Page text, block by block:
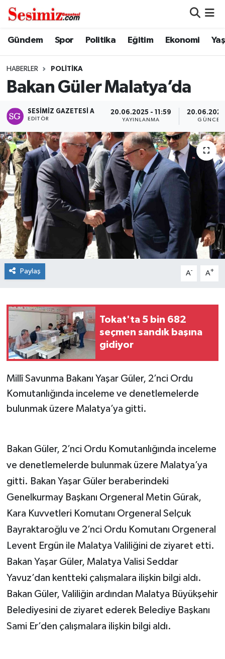
Gündem Spor Politika Eğitim Ekonomi
HABERLER POLITIKA
Bakan Güler Malatya’da
SESIMIZ GAZETESI A
EDITÖR
20.06.2025 - 11:59
YAYINLANMA
Paylaş A- A+
Tokat'ta 5 bin 682
seçmen sandık başına
gidiyor
Millî Savunma Bakanı Yaşar Güler, 2’nci Ordu
Komutanlığında inceleme ve denetlemelerde
bulunmak üzere Malatya’ya gitti.
Bakan Güler, 2’nci Ordu Komutanlığında inceleme
ve denetlemelerde bulunmak üzere Malatya’ya
gitti. Bakan Yaşar Güler beraberindeki
Genelkurmay Başkanı Orgeneral Metin Gürak,
Kara Kuvvetleri Komutanı Orgeneral Selçuk
Bayraktaroğlu ve 2’nci Ordu Komutanı Orgeneral
Levent Ergün ile Malatya Valiliğini de ziyaret etti.
Bakan Yaşar Güler, Malatya Valisi Seddar
Yavuz’dan kentteki çalışmalara ilişkin bilgi aldı.
Bakan Güler, Valiliğin ardından Malatya Büyükşehir
Belediyesini de ziyaret ederek Belediye Başkanı
Sami Er’den çalışmalara ilişkin bilgi aldı.
Dünya
Ekonomi
Genel
Gündem
Magazin
Politika
Sağlık
Spor
Teknoloji
Yaşam
Nöbetçi Eczaneler
Hava Durumu
Namaz Vakitleri
Trafik Durumu
Süper Lig Puan Durumu ve Fikstür
Tüm Manşetler
Son Dakika Haberleri
Haber Arşivi